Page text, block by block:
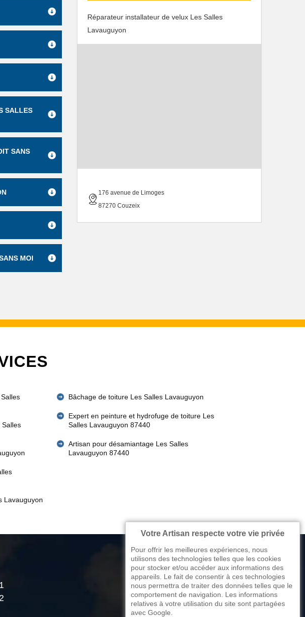
SALLES
SANS
MOI
Réparateur installateur de velux Les Salles
Lavauguyon
176 avenue de Limoges
87270 Couzeix
Salles
Lavauguyon
Bâchage de toiture Les Salles Lavauguyon
Expert en peinture et hydrofuge de toiture Les
Salles Lavauguyon 87440
Artisan pour désamiantage Les Salles
Lavauguyon 87440
176 avenue de Limoges
87270 Couzeix
Votre Artisan respecte votre vie privée
Pour offrir les meilleures expériences, nous
utilisons des technologies telles que les cookies
pour stocker et/ou accéder aux informations des
appareils. Le fait de consentir à ces technologies
nous permettra de traiter des données telles que le
comportement de navigation. Les informations
relatives à votre utilisation du site sont partagées
avec Google.